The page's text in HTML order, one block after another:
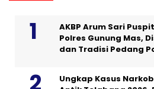
AKBP Arum Sari
Polres Gunung Mas,
dan Tradisi Pedang
Ungkap Kasus